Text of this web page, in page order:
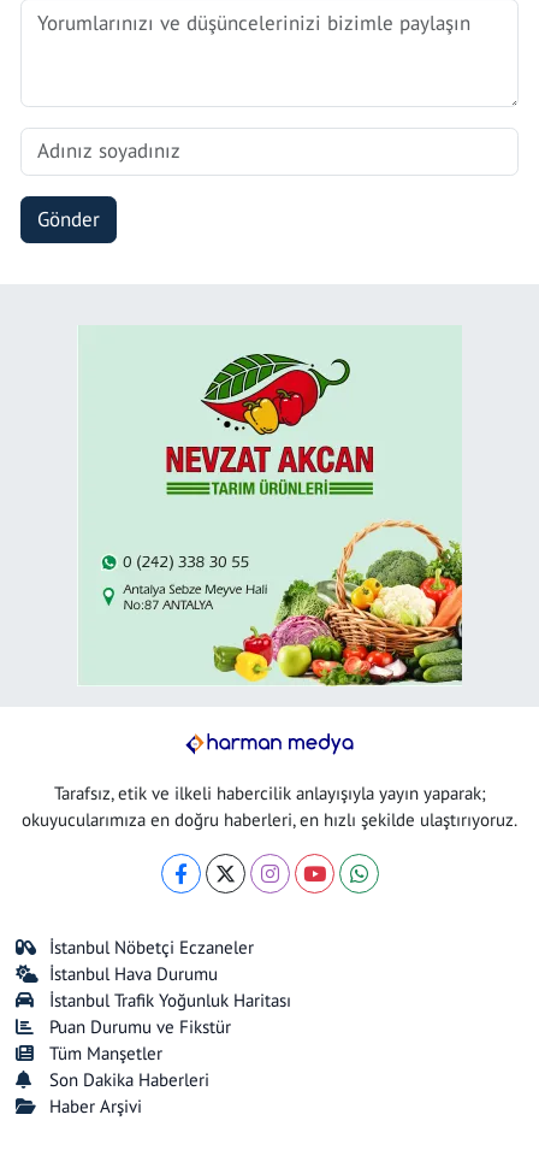
Gönder
Tarafsız, etik ve ilkeli habercilik anlayışıyla yayın yaparak;
okuyucularımıza en doğru haberleri, en hızlı şekilde ulaştırıyoruz.
İstanbul Nöbetçi Eczaneler
İstanbul Hava Durumu
İstanbul Trafik Yoğunluk Haritası
Puan Durumu ve Fikstür
Tüm Manşetler
Son Dakika Haberleri
Haber Arşivi